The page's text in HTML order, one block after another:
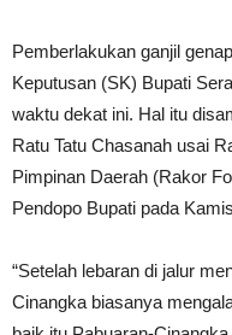
Pemberlakukan ganjil
Keputusan (SK) Bupati
waktu dekat ini. Hal itu
Ratu Tatu Chasanah usai
Pimpinan Daerah (Rakor
Pendopo Bupati pada
“Setelah lebaran di jalur
Cinangka biasanya